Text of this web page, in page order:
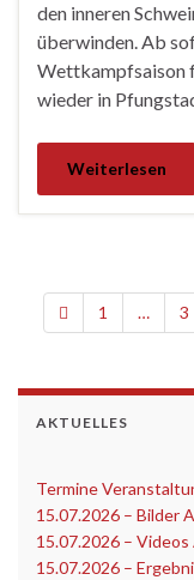
den inneren
überwinden. Ab
Wettkampfsaison
wieder in
Weiterlesen
1 … 3
AKTUELLES
Termine
15.07.2026 – Bilder
15.07.2026 –
15.07.2026 –